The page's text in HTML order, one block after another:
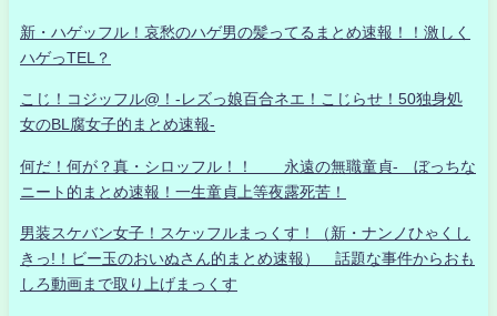
新・ハゲッフル！哀愁のハゲ男の髪ってるまとめ速報！！激しく
ハゲっTEL？
こじ！コジッフル@！-レズっ娘百合ネエ！こじらせ！50独身処
女のBL腐女子的まとめ速報-
何だ！何が？真・シロッフル！！ 永遠の無職童貞- ぼっちな
ニート的まとめ速報！一生童貞上等夜露死苦！
男装スケバン女子！スケッフルまっくす！（新・ナンノひゃくし
きっ!！ビー玉のおいぬさん的まとめ速報） 話題な事件からおも
しろ動画まで取り上げまっくす